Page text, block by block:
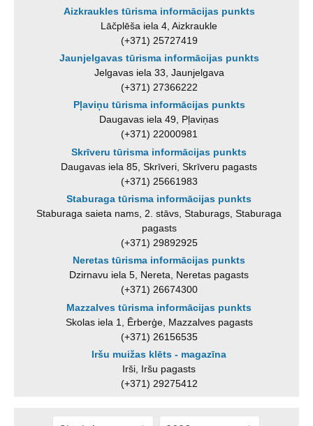
Aizkraukles tūrisma informācijas punkts
Lāčplēša iela 4, Aizkraukle
(+371) 25727419
Jaunjelgavas tūrisma informācijas punkts
Jelgavas iela 33, Jaunjelgava
(+371) 27366222
Pļaviņu tūrisma informācijas punkts
Daugavas iela 49, Pļaviņas
(+371) 22000981
Skrīveru tūrisma informācijas punkts
Daugavas iela 85, Skrīveri, Skrīveru pagasts
(+371) 25661983
Staburaga tūrisma informācijas punkts
Staburaga saieta nams, 2. stāvs, Staburags, Staburaga
pagasts
(+371) 29892925
Neretas tūrisma informācijas punkts
Dzirnavu iela 5, Nereta, Neretas pagasts
(+371) 26674300
Mazzalves tūrisma informācijas punkts
Skolas iela 1, Ērberģe, Mazzalves pagasts
(+371) 26156535
Iršu muižas klēts - magazīna
Irši, Iršu pagasts
(+371) 29275412